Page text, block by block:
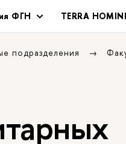
ФГН TERRA
подразделения